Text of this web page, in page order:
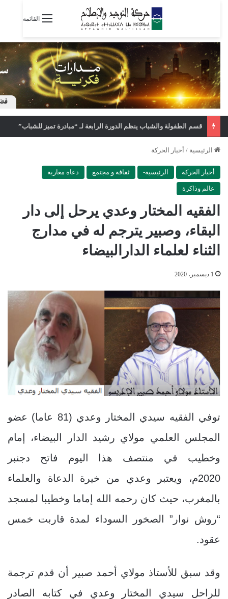
القائمة
قسم الطفولة والشباب ينظم الدورة الرابعة لـ “مبادرة تميز للشباب”
الرئيسية / أخبار الحركة
أخبار الحركة الرئيسية- ثقافة و مجتمع دعاة مغاربة
عالم وذاكرة
الفقيه المختار وعدي يرحل إلى دار
البقاء، وصبير يترجم له في مدارج
الثناء لعلماء الدارالبيضاء
1 ديسمبر، 2020
توفي الفقيه سيدي المختار وعدي (81 عاما) عضو
المجلس العلمي مولاي رشيد الدار البيضاء، إمام
وخطيب في منتصف هذا اليوم فاتح دجنبر
2020م،
ويعتبر وعدي من خيرة الدعاة والعلماء
بالمغرب، حيث كان رحمه الله إماما وخطيبا لمسجد
“روش نوار” الصخور السوداء لمدة قاربت خمس
عقود.
وقد سبق للأستاذ مولاي أحمد صبير أن قدم ترجمة
للراحل سيدي المختار وعدي في كتابه الصادر